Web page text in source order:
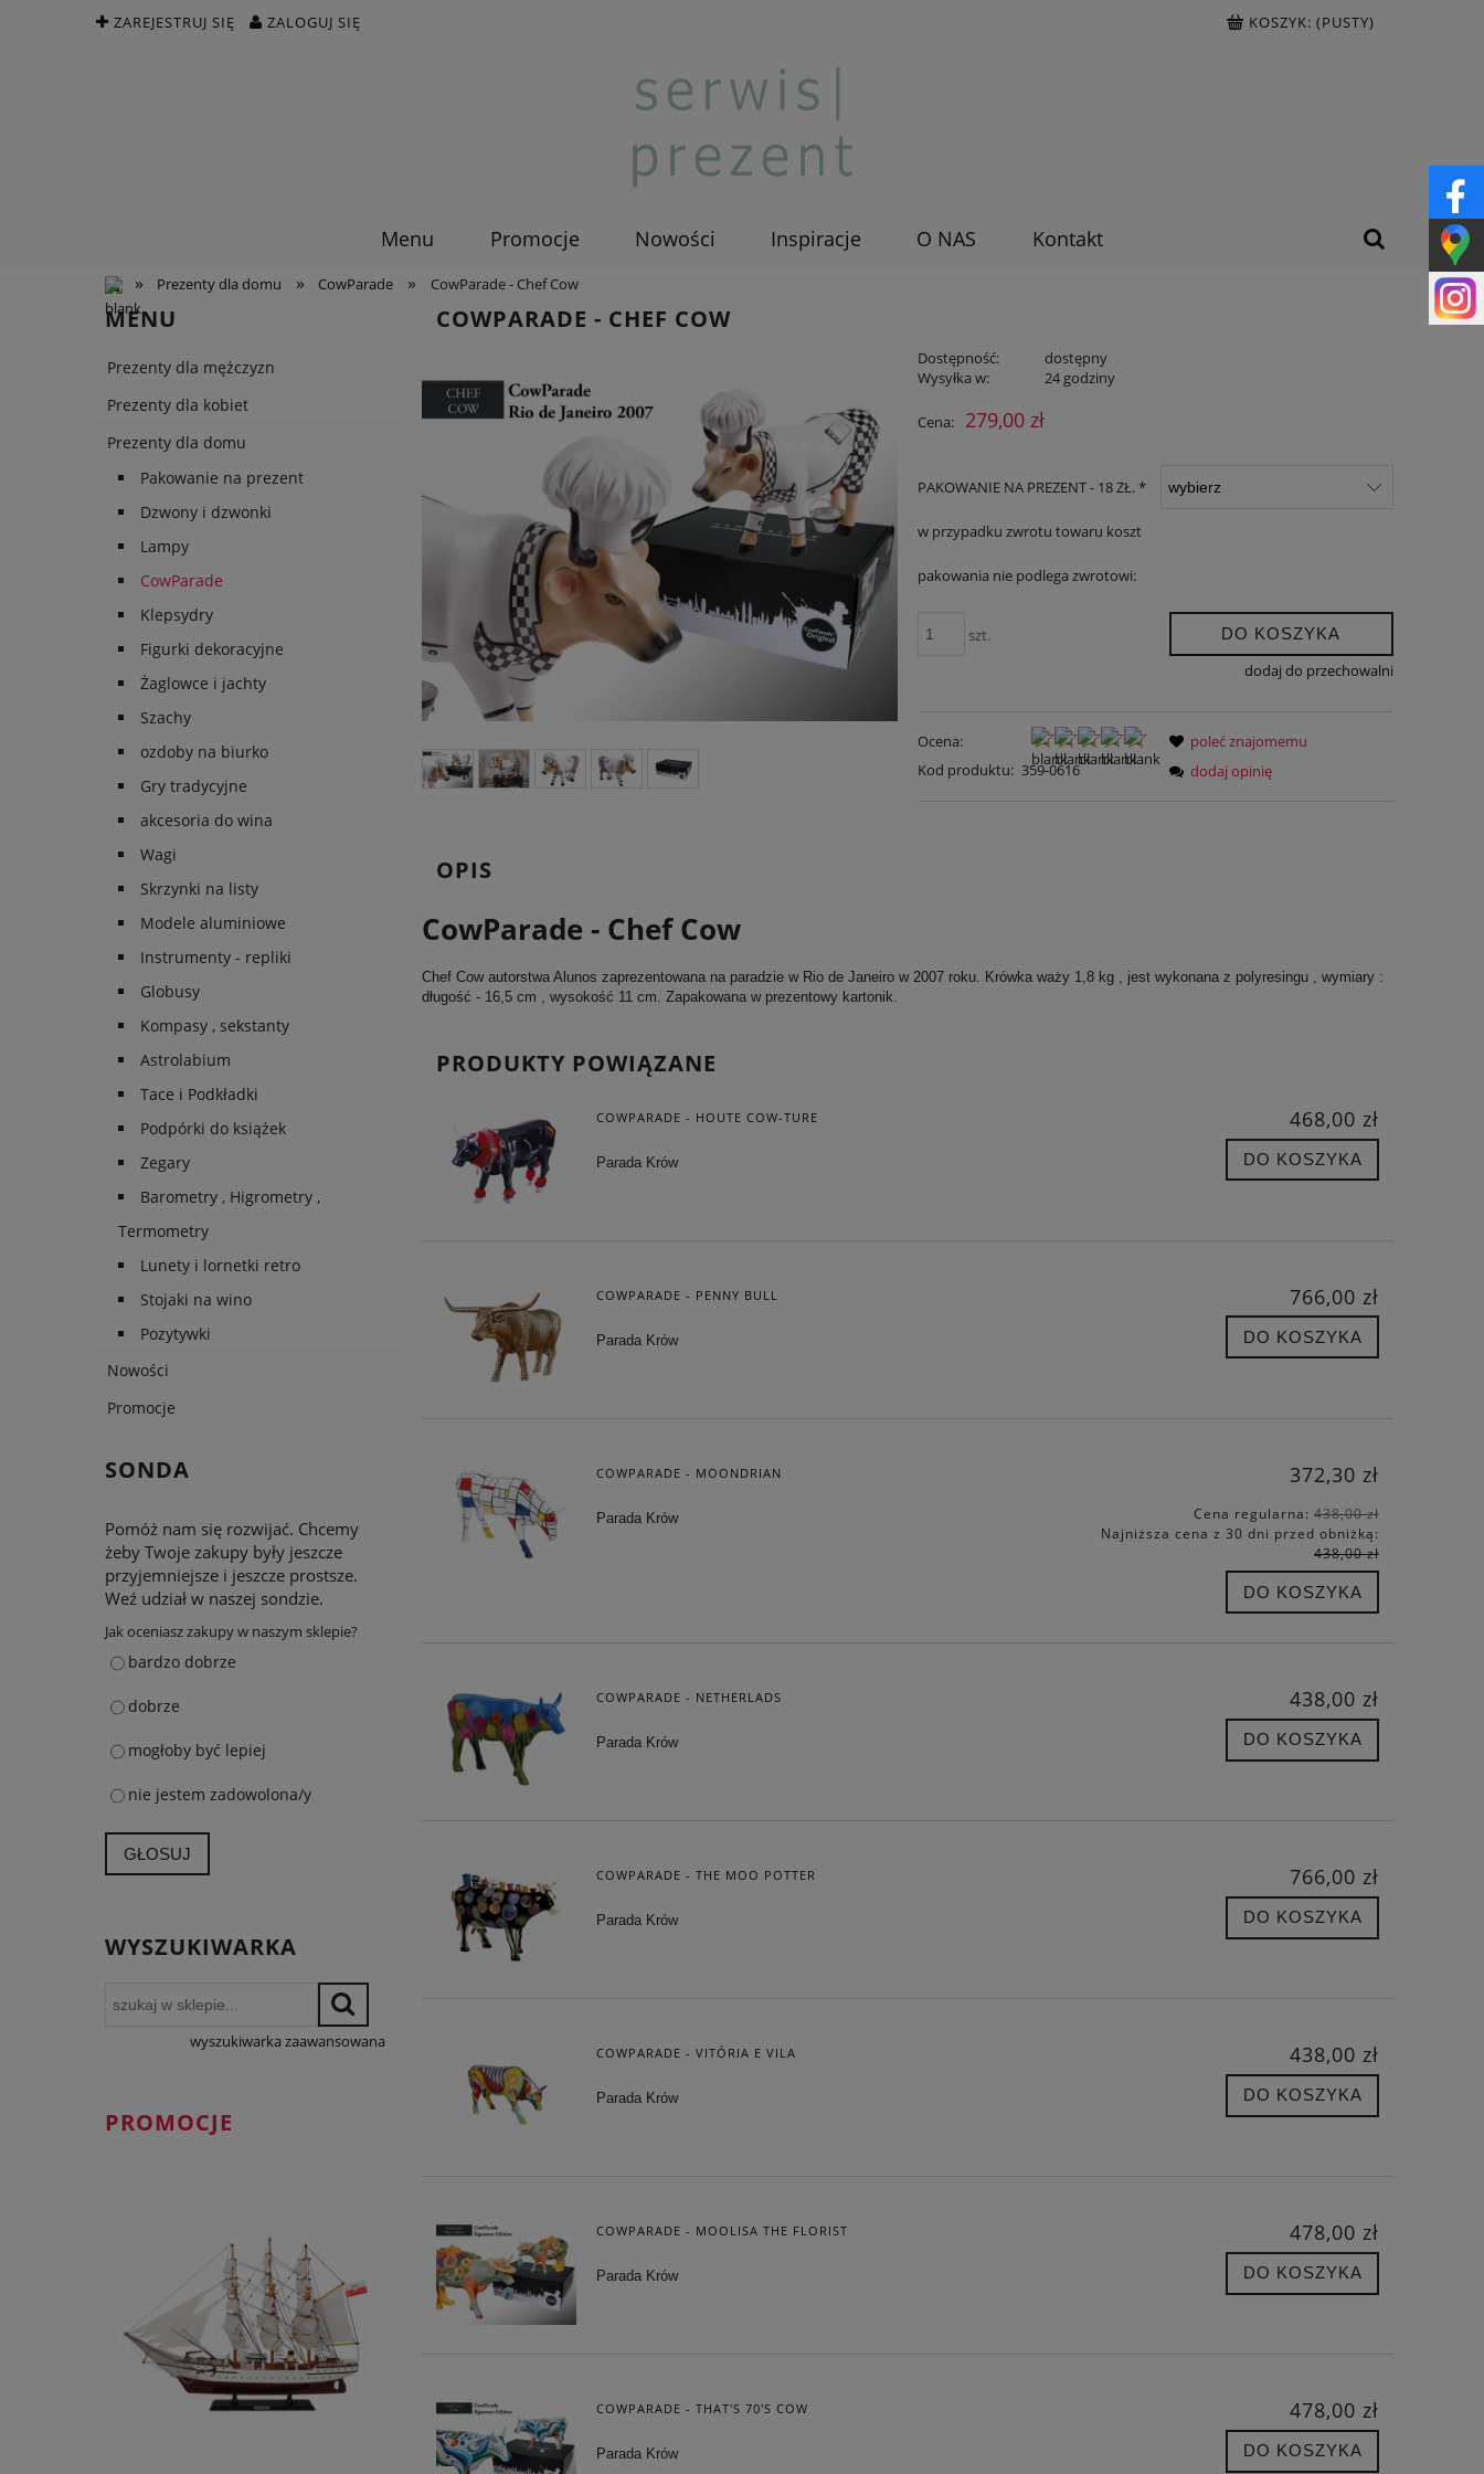
ZAREJESTRUJ SIĘ ZALOGUJ SIĘ KOSZYK: (PUSTY)
Menu Promocje Nowości Inspiracje O NAS Kontakt
» Prezenty dla domu » CowParade » CowParade - Chef Cow
MENU
Prezenty dla mężczyzn
Prezenty dla kobiet
Prezenty dla domu
Pakowanie na prezent
Dzwony i dzwonki
Lampy
CowParade
Klepsydry
Figurki dekoracyjne
Żaglowce i jachty
Szachy
ozdoby na biurko
Gry tradycyjne
akcesoria do wina
Wagi
Skrzynki na listy
Modele aluminiowe
Instrumenty - repliki
Globusy
Kompasy , sekstanty
Astrolabium
Tace i Podkładki
Podpórki do książek
Zegary
Barometry , Higrometry ,
Termometry
Lunety i lornetki retro
Stojaki na wino
Pozytywki
Nowości
Promocje
SONDA
Pomóż nam się rozwijać. Chcemy
żeby Twoje zakupy były jeszcze
przyjemniejsze i jeszcze prostsze.
Weź udział w naszej sondzie.
Jak oceniasz zakupy w naszym sklepie?
bardzo dobrze
dobrze
mogłoby być lepiej
nie jestem zadowolona/y
GŁOSUJ
WYSZUKIWARKA
wyszukiwarka zaawansowana
PROMOCJE
COWPARADE - CHEF COW
Dostępność:
dostępny
Wysyłka w:
24 godziny
Cena: 279,00 zł
PAKOWANIE NA PREZENT - 18 ZŁ. *
w przypadku zwrotu towaru koszt
pakowania nie podlega zwrotowi:
szt. DO KOSZYKA
dodaj do przechowalni
Ocena:
Kod produktu: 359-0616
poleć znajomemu
dodaj opinię
OPIS
CowParade - Chef Cow
Chef Cow autorstwa Alunos zaprezentowana na paradzie w Rio de Janeiro w 2007 roku. Krówka waży 1,8 kg , jest wykonana z polyresingu , wymiary :
długość - 16,5 cm , wysokość 11 cm. Zapakowana w prezentowy kartonik.
PRODUKTY POWIĄZANE
COWPARADE - HOUTE COW-TURE
Parada Krów
468,00 zł
DO KOSZYKA
COWPARADE - PENNY BULL
Parada Krów
766,00 zł
DO KOSZYKA
COWPARADE - MOONDRIAN
Parada Krów
372,30 zł
Cena regularna: 438,00 zł
Najniższa cena z 30 dni przed obniżką:
438,00 zł
DO KOSZYKA
COWPARADE - NETHERLADS
Parada Krów
438,00 zł
DO KOSZYKA
COWPARADE - THE MOO POTTER
Parada Krów
766,00 zł
DO KOSZYKA
COWPARADE - VITÓRIA E VILA
Parada Krów
438,00 zł
DO KOSZYKA
COWPARADE - MOOLISA THE FLORIST
Parada Krów
478,00 zł
DO KOSZYKA
COWPARADE - THAT'S 70'S COW
Parada Krów
478,00 zł
DO KOSZYKA